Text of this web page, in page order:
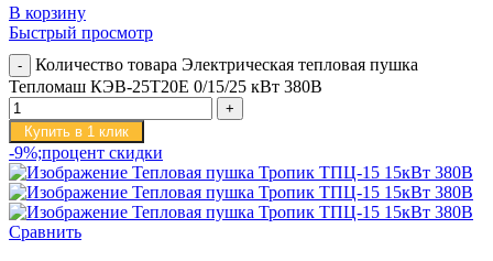
В корзину
Быстрый просмотр
Количество товара Электрическая тепловая пушка
Тепломаш КЭВ-25Т20Е 0/15/25 кВт 380В
Купить в 1 клик
-9%;процент скидки
Сравнить